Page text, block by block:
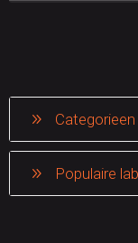
Categorieen
Populaire